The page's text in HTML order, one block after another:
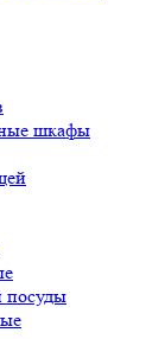
шкафы
посуды